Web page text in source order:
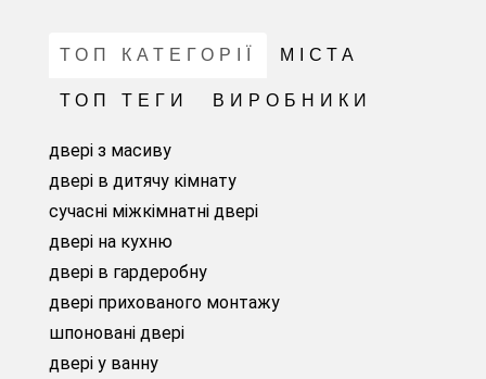
ТОП КАТЕГОРІЇ МІСТА
ТОП ТЕГИ ВИРОБНИКИ
двері з масиву
двері в дитячу кімнату
сучасні міжкімнатні двері
двері на кухню
двері в гардеробну
двері прихованого монтажу
шпоновані двері
двері у ванну